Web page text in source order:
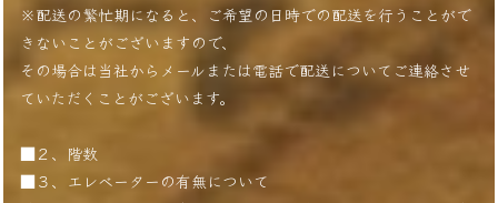
※配送の繁忙期になると、ご希望の日時での配送を行うことがで
きないことがございますので、
その場合は当社からメールまたは電話で配送についてご連絡させ
ていただくことがございます。
■２、階数
■３、エレベーターの有無について